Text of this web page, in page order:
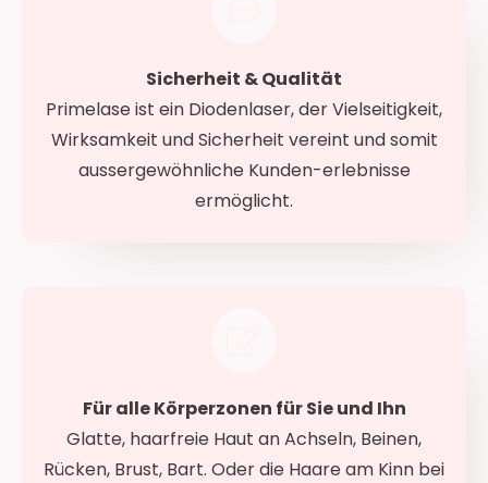
Sicherheit & Qualität
Primelase ist ein Diodenlaser, der Vielseitigkeit,
Wirksamkeit und Sicherheit vereint und somit
aussergewöhnliche Kunden-erlebnisse
ermöglicht.
Für alle Körperzonen für Sie und Ihn
Glatte, haarfreie Haut an Achseln, Beinen,
Rücken, Brust, Bart. Oder die Haare am Kinn bei